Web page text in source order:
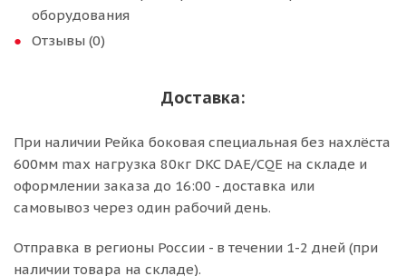
оборудования
Отзывы (0)
Доставка:
При наличии Рейка боковая специальная без нахлёста
600мм max нагрузка 80кг DKC DAE/CQE на складе и
оформлении заказа до 16:00 - доставка или
самовывоз через один рабочий день.
Отправка в регионы России - в течении 1-2 дней (при
наличии товара на складе).